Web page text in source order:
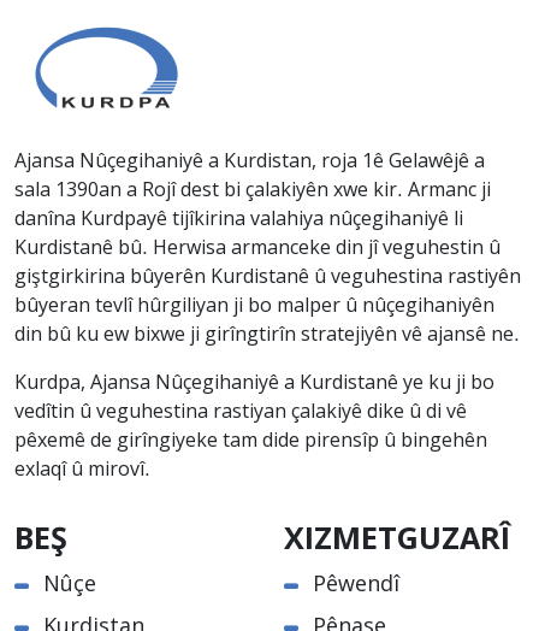
Ajansa Nûçegihaniyê a Kurdistan, roja 1ê Gelawêjê a
sala 1390an a Rojî dest bi çalakiyên xwe kir. Armanc ji
danîna Kurdpayê tijîkirina valahiya nûçegihaniyê li
Kurdistanê bû. Herwisa armanceke din jî veguhestin û
giştgirkirina bûyerên Kurdistanê û veguhestina rastiyên
bûyeran tevlî hûrgiliyan ji bo malper û nûçegihaniyên
din bû ku ew bixwe ji girîngtirîn stratejiyên vê ajansê ne.
Kurdpa, Ajansa Nûçegihaniyê a Kurdistanê ye ku ji bo
vedîtin û veguhestina rastiyan çalakiyê dike û di vê
pêxemê de girîngiyeke tam dide pirensîp û bingehên
exlaqî û mirovî.
BEŞ
Nûçe
XIZMETGUZARÎ
Pêwendî